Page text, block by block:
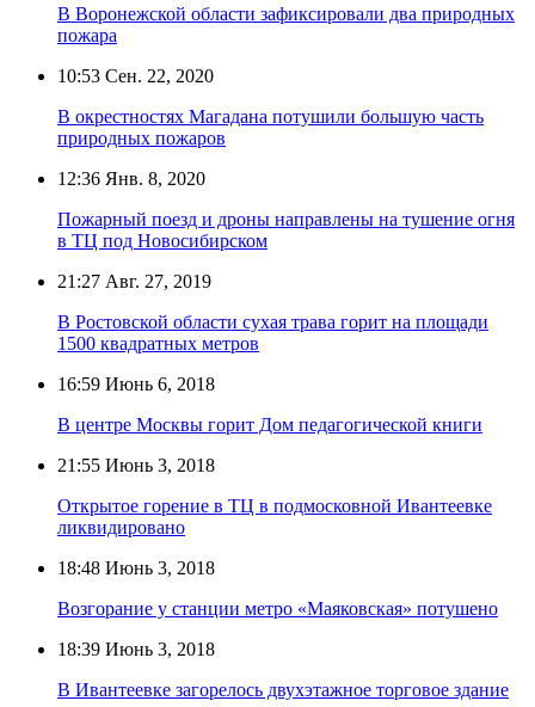
В Воронежской области зафиксировали два природных
пожара
10:53 Сен. 22, 2020
В окрестностях Магадана потушили большую часть
природных пожаров
12:36 Янв. 8, 2020
Пожарный поезд и дроны направлены на тушение огня
в ТЦ под Новосибирском
21:27 Авг. 27, 2019
В Ростовской области сухая трава горит на площади
1500 квадратных метров
16:59 Июнь 6, 2018
В центре Москвы горит Дом педагогической книги
21:55 Июнь 3, 2018
Открытое горение в ТЦ в подмосковной Ивантеевке
ликвидировано
18:48 Июнь 3, 2018
Возгорание у станции метро «Маяковская» потушено
18:39 Июнь 3, 2018
В Ивантеевке загорелось двухэтажное торговое здание